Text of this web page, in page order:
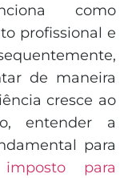
como
profissional e
de maneira
cresce ao
entender a
para
imposto para